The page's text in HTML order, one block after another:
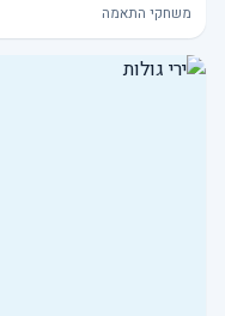
משחקי התאמה